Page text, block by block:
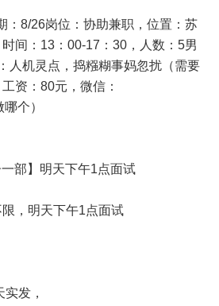
：8/26岗位：协助兼职，位置：苏
间：13：00-17：30，人数：5男
人机灵点，捣糨糊事妈忽扰（需要
资：80元，微信：
个）
部】明天下午1点面试
，明天下午1点面试
发，